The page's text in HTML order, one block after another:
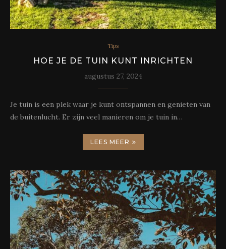
Tips
HOE JE DE TUIN KUNT INRICHTEN
augustus 27, 2024
Je tuin is een plek waar je kunt ontspannen en genieten van
de buitenlucht. Er zijn veel manieren om je tuin in…
LEES MEER